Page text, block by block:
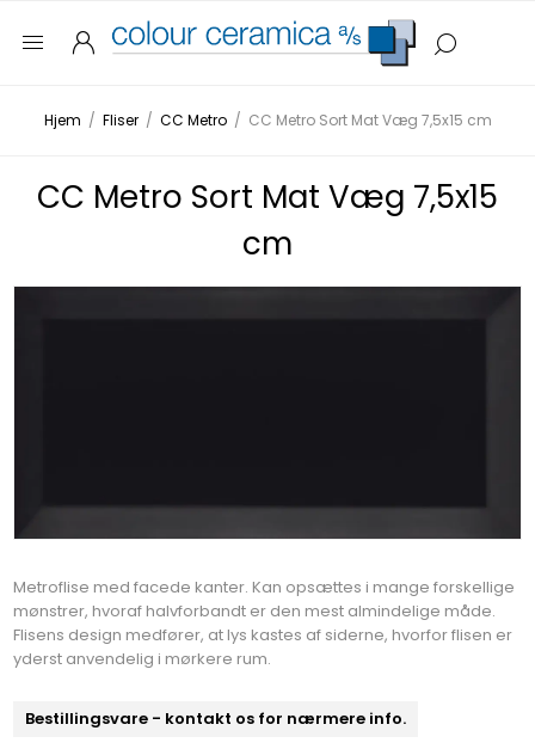
Hjem / Fliser / CC Metro / CC Metro Sort Mat Væg 7,5x15 cm
CC Metro Sort Mat Væg 7,5x15
cm
Metroflise med facede kanter. Kan opsættes i mange forskellige
mønstrer, hvoraf halvforbandt er den mest almindelige måde.
Flisens design medfører, at lys kastes af siderne, hvorfor flisen er
yderst anvendelig i mørkere rum.
Bestillingsvare - kontakt os for nærmere info.